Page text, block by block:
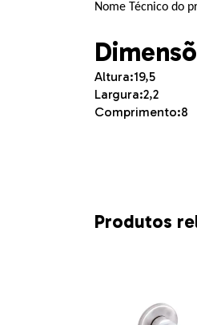
Nome Técnico do
Altura:19,5
Largura:2,2
Comprimento:8
Produtos